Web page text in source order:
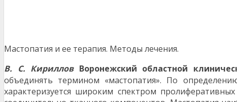
Мастопатия и ее терапия. Методы лечения.
В. С. Кириллов Воронежский областной
объединять термином «мастопатия». По
характеризуется широким спектром